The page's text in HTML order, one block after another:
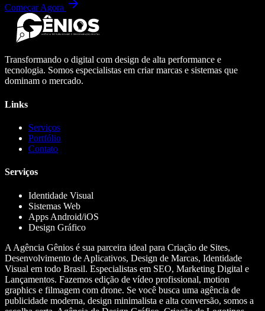
Começar Agora
Transformando o digital com design de alta performance e
tecnologia. Somos especialistas em criar marcas e sistemas que
dominam o mercado.
Links
Serviços
Portfólio
Contato
Serviços
Identidade Visual
Sistemas Web
Apps Android/iOS
Design Gráfico
A Agência Gênios é sua parceira ideal para Criação de Sites,
Desenvolvimento de Aplicativos, Design de Marcas, Identidade
Visual em todo Brasil. Especialistas em SEO, Marketing Digital e
Lançamentos. Fazemos edição de vídeo profissional, motion
graphics e filmagem com drone. Se você busca uma agência de
publicidade moderna, design minimalista e alta conversão, somos a